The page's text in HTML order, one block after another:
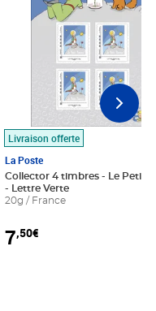
au panier
Livraison offerte
La Poste
Collector 4 timbres - Le Petit
- Lettre Verte
20g / France
7,50€